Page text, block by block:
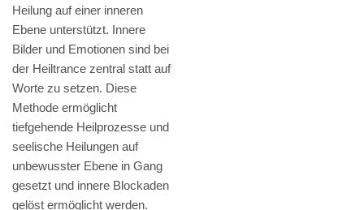
Heilung auf einer inneren
Ebene unterstützt. Innere
Bilder und Emotionen sind bei
der Heiltrance zentral statt auf
Worte zu setzen. Diese
Methode ermöglicht
tiefgehende Heilprozesse und
seelische Heilungen auf
unbewusster Ebene in Gang
gesetzt und innere Blockaden
gelöst ermöglicht werden.